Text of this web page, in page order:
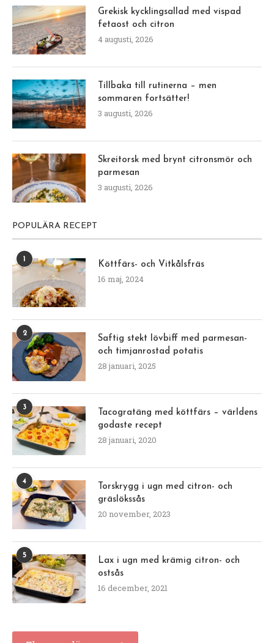
Grekisk kycklingsallad med vispad
fetaost och citron
4 augusti, 2026
Tillbaka till rutinerna – men
sommaren fortsätter!
3 augusti, 2026
Skreitorsk med brynt citronsmör och
parmesan
3 augusti, 2026
POPULÄRA RECEPT
1
Köttfärs- och Vitkålsfräs
16 maj, 2024
2
Saftig stekt lövbiff med parmesan-
och timjanrostad potatis
28 januari, 2025
3
Tacogratäng med köttfärs – världens
godaste recept
28 januari, 2020
4
Torskrygg i ugn med citron- och
gräslökssås
20 november, 2023
5
Lax i ugn med krämig citron- och
ostsås
16 december, 2021